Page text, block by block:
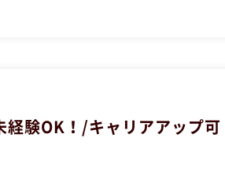
経験OK！/キャリアアップ可